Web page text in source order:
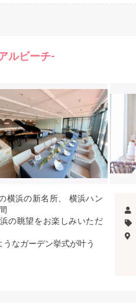
ルビーチ-
横浜の新名所、 横浜ハン
の眺望をお楽しみいただ
なガーデン挙式が叶う